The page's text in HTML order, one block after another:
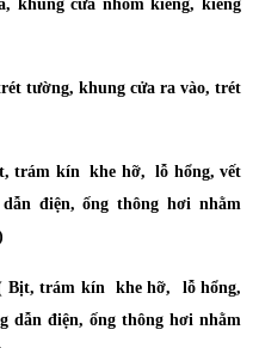
khung cửa nhôm kiếng, kiếng
tường, khung cửa ra vào, trét
trám kín khe hỡ, lỗ hổng, vết
điện, ống thông hơi nhằm
Bịt, trám kín khe hỡ, lỗ hổng,
dẫn điện, ống thông hơi nhằm